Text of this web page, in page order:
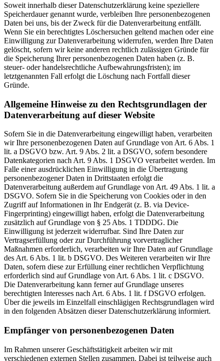
Soweit innerhalb dieser Datenschutzerklärung keine speziellere
Speicherdauer genannt wurde, verbleiben Ihre personenbezogenen
Daten bei uns, bis der Zweck für die Datenverarbeitung entfällt.
Wenn Sie ein berechtigtes Löschersuchen geltend machen oder eine
Einwilligung zur Datenverarbeitung widerrufen, werden Ihre Daten
gelöscht, sofern wir keine anderen rechtlich zulässigen Gründe für
die Speicherung Ihrer personenbezogenen Daten haben (z. B.
steuer- oder handelsrechtliche Aufbewahrungsfristen); im
letztgenannten Fall erfolgt die Löschung nach Fortfall dieser
Gründe.
Allgemeine Hinweise zu den Rechtsgrundlagen der
Datenverarbeitung auf dieser Website
Sofern Sie in die Datenverarbeitung eingewilligt haben, verarbeiten
wir Ihre personenbezogenen Daten auf Grundlage von Art. 6 Abs. 1
lit. a DSGVO bzw. Art. 9 Abs. 2 lit. a DSGVO, sofern besondere
Datenkategorien nach Art. 9 Abs. 1 DSGVO verarbeitet werden. Im
Falle einer ausdrücklichen Einwilligung in die Übertragung
personenbezogener Daten in Drittstaaten erfolgt die
Datenverarbeitung außerdem auf Grundlage von Art. 49 Abs. 1 lit. a
DSGVO. Sofern Sie in die Speicherung von Cookies oder in den
Zugriff auf Informationen in Ihr Endgerät (z. B. via Device-
Fingerprinting) eingewilligt haben, erfolgt die Datenverarbeitung
zusätzlich auf Grundlage von § 25 Abs. 1 TDDDG. Die
Einwilligung ist jederzeit widerrufbar. Sind Ihre Daten zur
Vertragserfüllung oder zur Durchführung vorvertraglicher
Maßnahmen erforderlich, verarbeiten wir Ihre Daten auf Grundlage
des Art. 6 Abs. 1 lit. b DSGVO. Des Weiteren verarbeiten wir Ihre
Daten, sofern diese zur Erfüllung einer rechtlichen Verpflichtung
erforderlich sind auf Grundlage von Art. 6 Abs. 1 lit. c DSGVO.
Die Datenverarbeitung kann ferner auf Grundlage unseres
berechtigten Interesses nach Art. 6 Abs. 1 lit. f DSGVO erfolgen.
Über die jeweils im Einzelfall einschlägigen Rechtsgrundlagen wird
in den folgenden Absätzen dieser Datenschutzerklärung informiert.
Empfänger von personenbezogenen Daten
Im Rahmen unserer Geschäftstätigkeit arbeiten wir mit
verschiedenen externen Stellen zusammen. Dabei ist teilweise auch